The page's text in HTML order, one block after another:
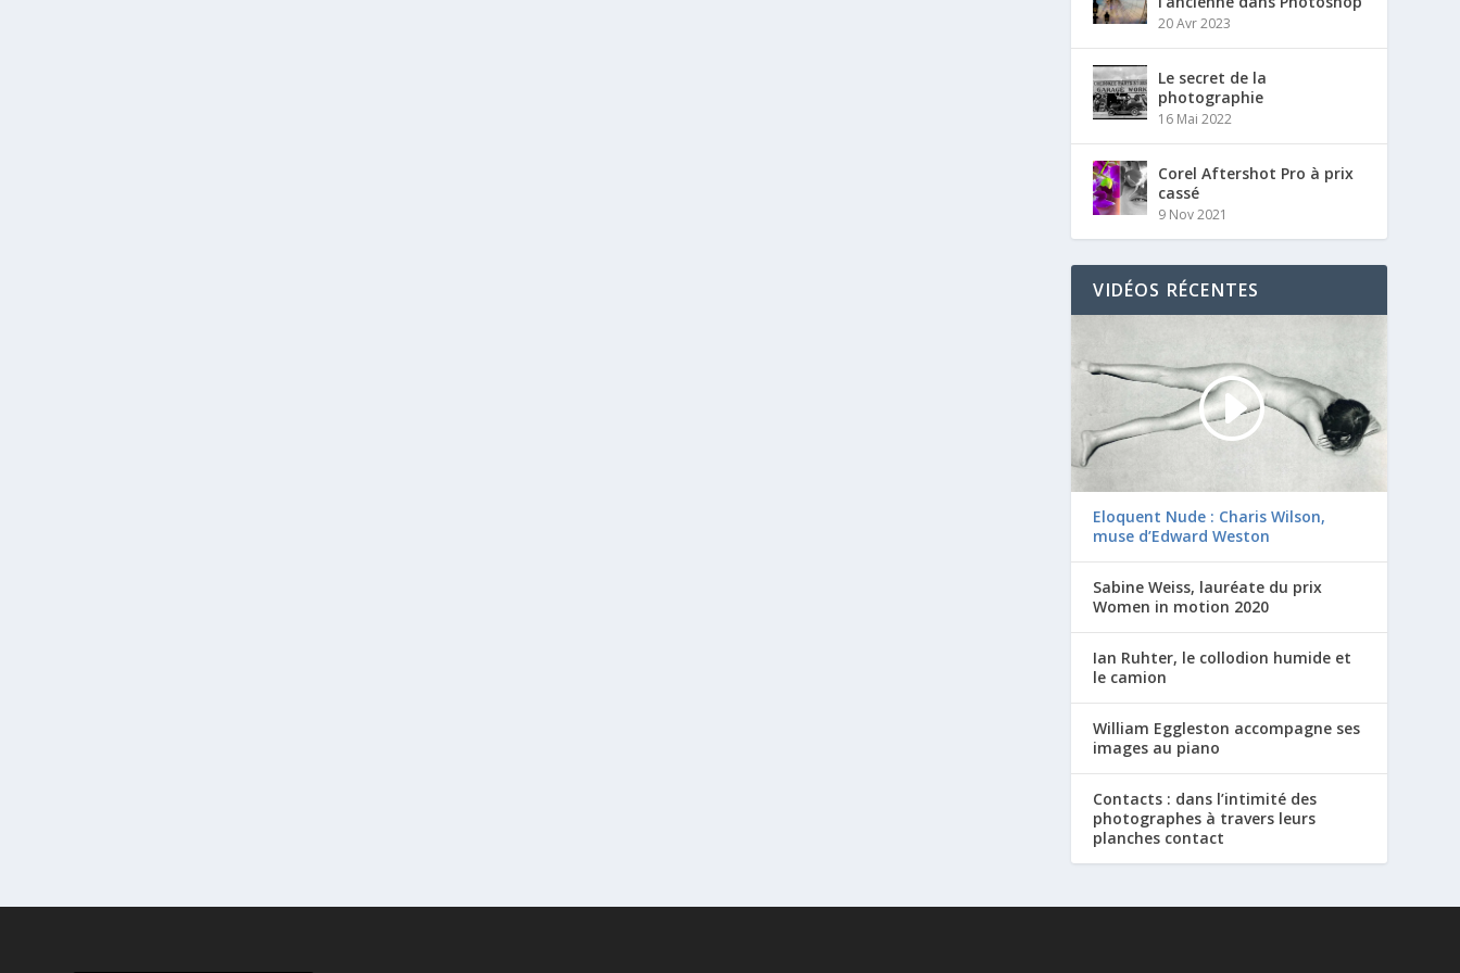
20 Avr 2023
Le secret de la
photographie
16 Mai 2022
Corel Aftershot Pro à prix
cassé
9 Nov 2021
VIDÉOS RÉCENTES
Eloquent Nude : Charis Wilson,
muse d’Edward Weston
Sabine Weiss, lauréate du prix
Women in motion 2020
Ian Ruhter, le collodion humide et
le camion
William Eggleston accompagne ses
images au piano
Contacts : dans l’intimité des
photographes à travers leurs
planches contact